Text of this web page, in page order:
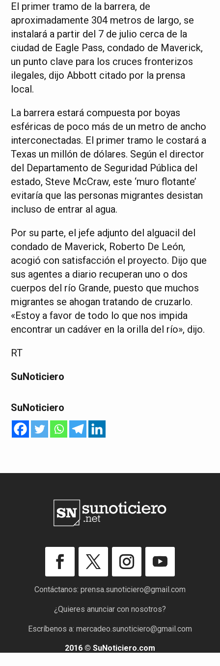
El primer tramo de la barrera, de
aproximadamente 304 metros de largo, se
instalará a partir del 7 de julio cerca de la
ciudad de Eagle Pass, condado de Maverick,
un punto clave para los cruces fronterizos
ilegales, dijo Abbott citado por la prensa
local.
La barrera estará compuesta por boyas
esféricas de poco más de un metro de ancho
interconectadas. El primer tramo le costará a
Texas un millón de dólares. Según el director
del Departamento de Seguridad Pública del
estado, Steve McCraw, este ‘muro flotante’
evitaría que las personas migrantes desistan
incluso de entrar al agua.
Por su parte, el jefe adjunto del alguacil del
condado de Maverick, Roberto De León,
acogió con satisfacción el proyecto. Dijo que
sus agentes a diario recuperan uno o dos
cuerpos del río Grande, puesto que muchos
migrantes se ahogan tratando de cruzarlo.
«Estoy a favor de todo lo que nos impida
encontrar un cadáver en la orilla del río», dijo.
RT
SuNoticiero
SuNoticiero
Contáctanos: prensa.sunoticiero@gmail.com
¿Quieres anunciar con nosotros?
Escríbenos a: mercadeo.sunoticiero@gmail.com
2016 © SuNoticiero.com